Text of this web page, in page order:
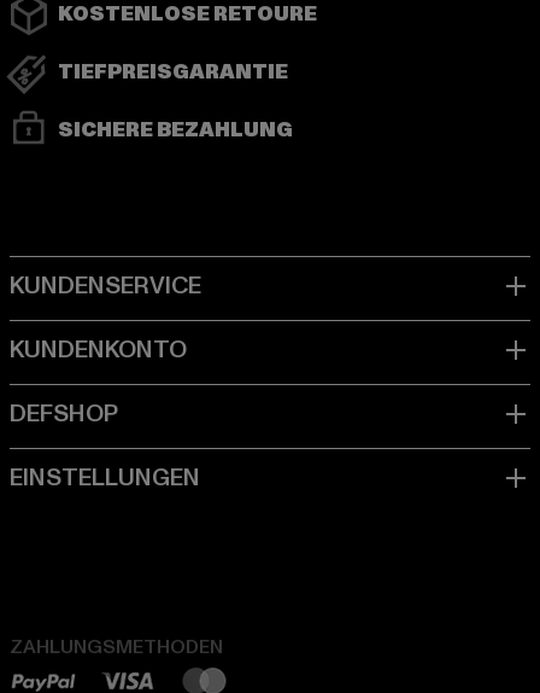
KOSTENLOSE RETOURE
TIEFPREISGARANTIE
SICHERE BEZAHLUNG
ZAHLUNGSMETHODEN